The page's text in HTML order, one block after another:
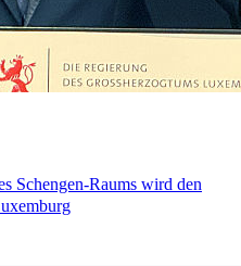
Schengen-Raums wird den